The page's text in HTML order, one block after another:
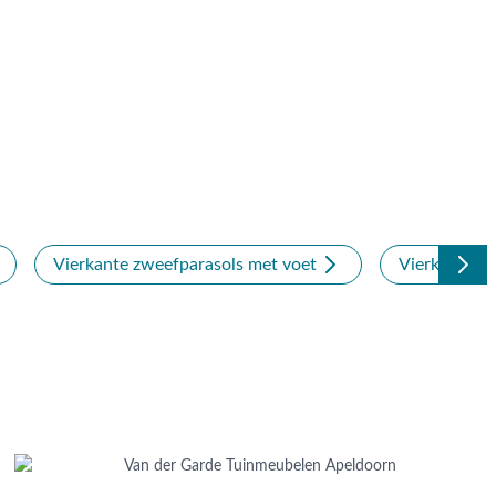
Vierkante zweefparasols met voet Vierkante